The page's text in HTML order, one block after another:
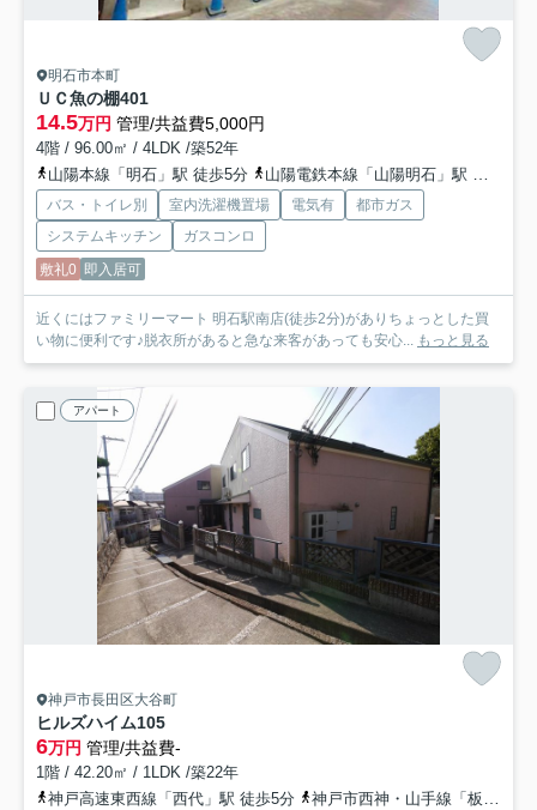
明石市本町
ＵＣ魚の棚401
14.5万円 管理/共益費5,000円
4階 / 96.00㎡ / 4LDK /築52年
山陽本線「明石」駅 徒歩5分
山陽電鉄本線「山陽明石」駅 徒歩5分
バス・トイレ別 室内洗濯機置場 電気有
都市ガス
システムキッチン
ガスコンロ
敷礼0 即入居可
近くにはファミリーマート 明石駅南店(徒歩2分)がありちょっとした買
い物に便利です♪脱衣所があると急な来客があっても安心...
もっと見る
アパート
神戸市長田区大谷町
ヒルズハイム105
6万円 管理/共益費-
1階 / 42.20㎡ / 1LDK /築22年
神戸高速東西線「西代」駅 徒歩5分
神戸市西神・山手線「板宿」駅 徒歩10分